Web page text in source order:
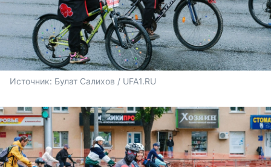
Источник: Булат Салихов / UFA1.RU